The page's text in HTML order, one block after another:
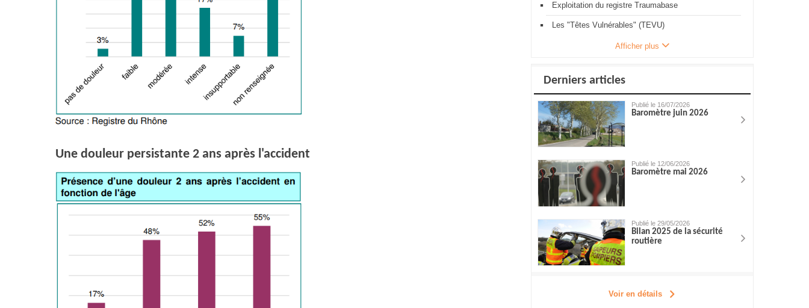
Une douleur persistante 2 ans après l'accident
Exploitation du registre Traumabase
Les "Têtes Vulnérables" (TEVU)
Afficher plus
Derniers articles
Publié le 16/07/2026
Baromètre juin 2026
Publié le 12/06/2026
Baromètre mai 2026
Publié le 29/05/2026
Bilan 2025 de la sécurité
routière
Voir en détails